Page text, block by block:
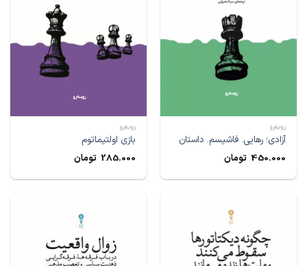
رو‌به‌رو
آزادی؛ رهایی. فاشیسم. داستان
450.000 تومان
رو‌به‌رو
بازی اولتیماتوم
285.000 تومان